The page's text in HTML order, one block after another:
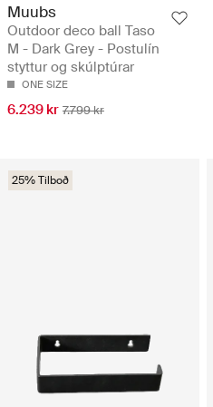
Muubs
Outdoor deco ball Taso
M - Dark Grey - Postulín
styttur og skúlptúrar
ONE SIZE
6.239 kr 7.799 kr
25% Tilboð